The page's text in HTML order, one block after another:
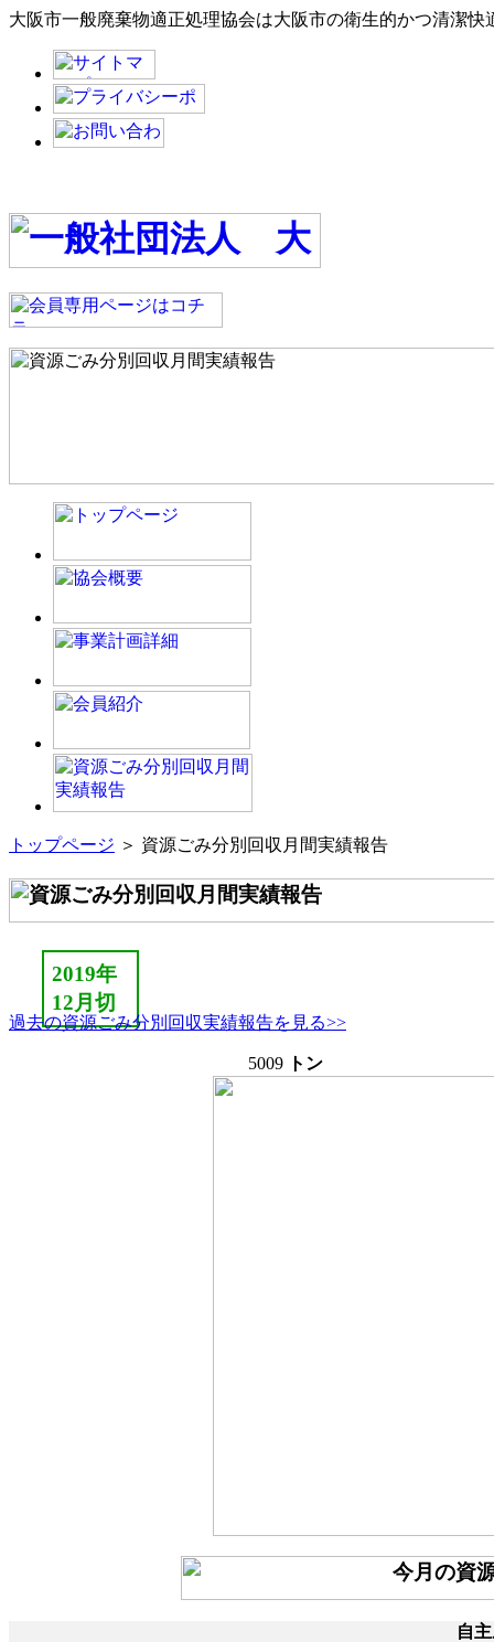
大阪市一般廃棄物適正処理協会は大阪市の衛生的かつ清潔
トップページ ＞ 資源ごみ分別回収月間実績報告
2019年
12月切
過去の資源ごみ分別回収実績報告を見る>>
5009 トン
自